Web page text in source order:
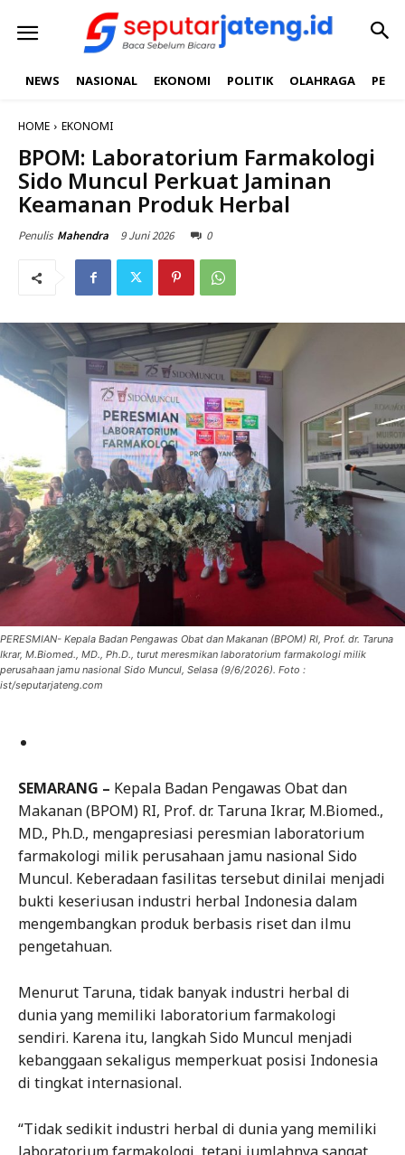
NEWS NASIONAL EKONOMI POLITIK OLAHRAGA
HOME EKONOMI
BPOM: Laboratorium Farmakologi
Sido Muncul Perkuat Jaminan
Keamanan Produk Herbal
Penulis Mahendra 9 Juni 2026 0
PERESMIAN- Kepala Badan Pengawas Obat dan Makanan (BPOM) RI, Prof. dr. Taruna
Ikrar, M.Biomed., MD., Ph.D., turut meresmikan laboratorium farmakologi milik
perusahaan jamu nasional Sido Muncul, Selasa (9/6/2026). Foto :
ist/seputarjateng.com
SEMARANG – Kepala Badan Pengawas Obat dan
Makanan (BPOM) RI, Prof. dr. Taruna Ikrar, M.Biomed.,
MD., Ph.D., mengapresiasi peresmian laboratorium
farmakologi milik perusahaan jamu nasional Sido
Muncul. Keberadaan fasilitas tersebut dinilai menjadi
bukti keseriusan industri herbal Indonesia dalam
mengembangkan produk berbasis riset dan ilmu
pengetahuan.
Menurut Taruna, tidak banyak industri herbal di
dunia yang memiliki laboratorium farmakologi
sendiri. Karena itu, langkah Sido Muncul menjadi
kebanggaan sekaligus memperkuat posisi Indonesia
di tingkat internasional.
“Tidak sedikit industri herbal di dunia yang memiliki